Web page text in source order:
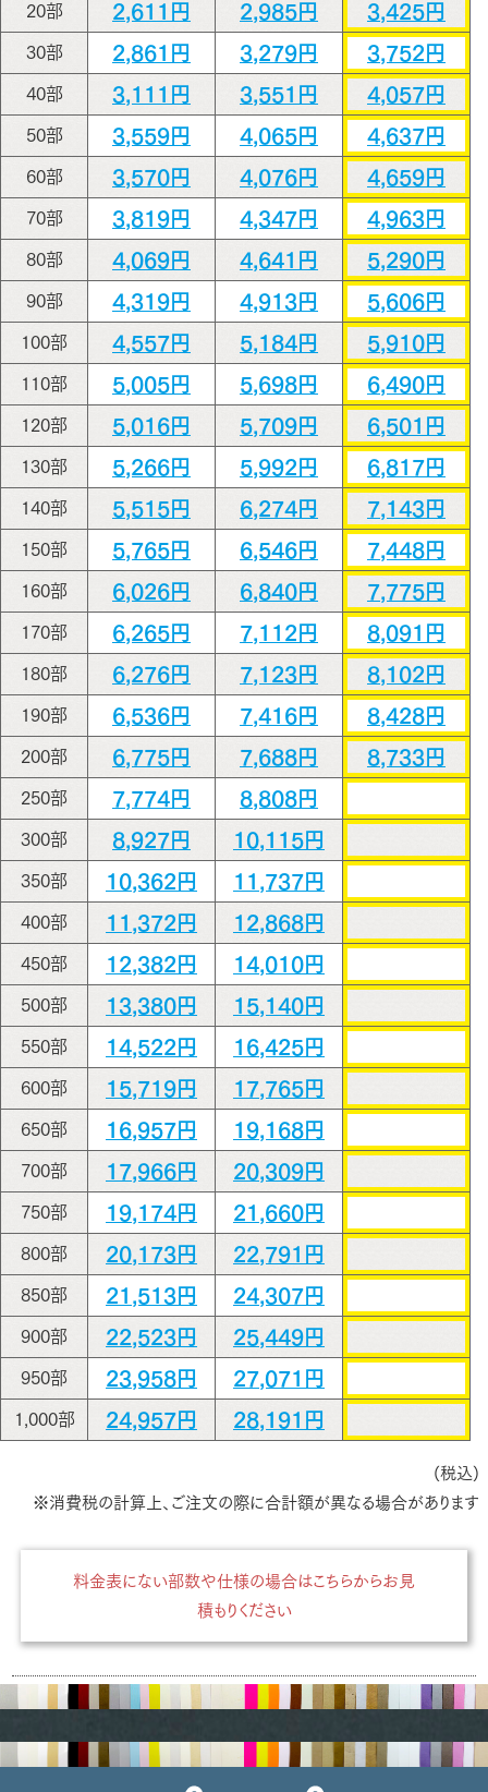
20部 2,611円 2,985円 3,425円
30部 2,861円 3,279円 3,752円
40部 3,111円 3,551円 4,057円
50部 3,559円 4,065円 4,637円
60部 3,570円 4,076円 4,659円
70部 3,819円 4,347円 4,963円
80部 4,069円 4,641円 5,290円
90部 4,319円 4,913円 5,606円
100部 4,557円 5,184円 5,910円
110部 5,005円 5,698円 6,490円
120部 5,016円 5,709円 6,501円
130部 5,266円 5,992円 6,817円
140部 5,515円 6,274円 7,143円
150部 5,765円 6,546円 7,448円
160部 6,026円 6,840円 7,775円
170部 6,265円 7,112円 8,091円
180部 6,276円 7,123円 8,102円
190部 6,536円 7,416円 8,428円
200部 6,775円 7,688円 8,733円
250部 7,774円 8,808円
300部 8,927円 10,115円
350部 10,362円 11,737円
400部 11,372円 12,868円
450部 12,382円 14,010円
500部 13,380円 15,140円
550部 14,522円 16,425円
600部 15,719円 17,765円
650部 16,957円 19,168円
700部 17,966円 20,309円
750部 19,174円 21,660円
800部 20,173円 22,791円
850部 21,513円 24,307円
900部 22,523円 25,449円
950部 23,958円 27,071円
1,000部 24,957円 28,191円
(税込)
※消費税の計算上、ご注文の際に合計額が異なる場合があります
料金表にない部数や仕様の場合はこちらからお見
積もりください